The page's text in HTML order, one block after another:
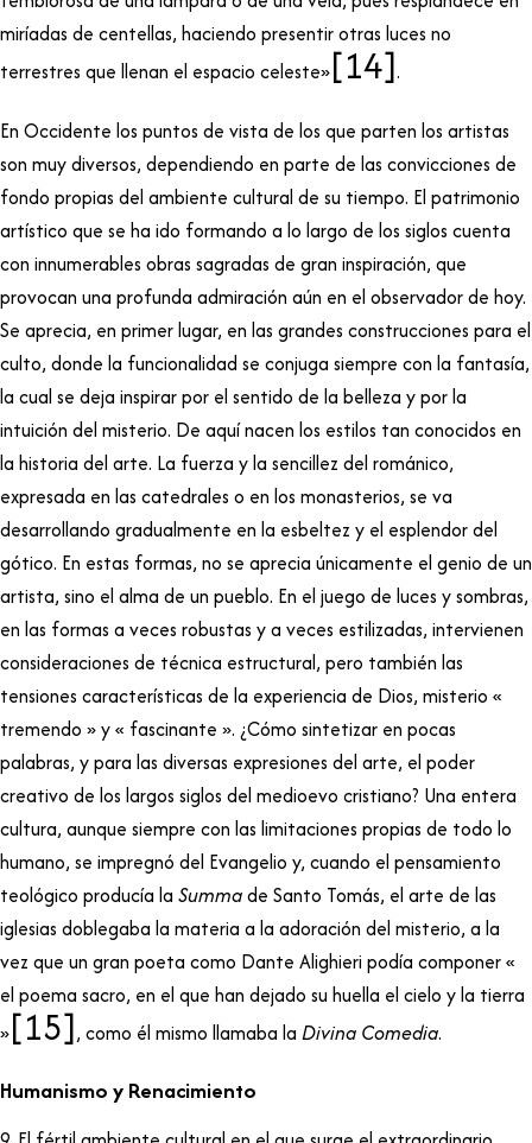
miríadas de centellas, haciendo presentir otras luces no
terrestres que llenan el espacio celeste»[14].
En Occidente los puntos de vista de los que parten los artistas
son muy diversos, dependiendo en parte de las convicciones de
fondo propias del ambiente cultural de su tiempo. El patrimonio
artístico que se ha ido formando a lo largo de los siglos cuenta
con innumerables obras sagradas de gran inspiración, que
provocan una profunda admiración aún en el observador de hoy.
Se aprecia, en primer lugar, en las grandes construcciones para el
culto, donde la funcionalidad se conjuga siempre con la fantasía,
la cual se deja inspirar por el sentido de la belleza y por la
intuición del misterio. De aquí nacen los estilos tan conocidos en
la historia del arte. La fuerza y la sencillez del románico,
expresada en las catedrales o en los monasterios, se va
desarrollando gradualmente en la esbeltez y el esplendor del
gótico. En estas formas, no se aprecia únicamente el genio de un
artista, sino el alma de un pueblo. En el juego de luces y sombras,
en las formas a veces robustas y a veces estilizadas, intervienen
consideraciones de técnica estructural, pero también las
tensiones características de la experiencia de Dios, misterio «
tremendo » y « fascinante ». ¿Cómo sintetizar en pocas
palabras, y para las diversas expresiones del arte, el poder
creativo de los largos siglos del medioevo cristiano? Una entera
cultura, aunque siempre con las limitaciones propias de todo lo
humano, se impregnó del Evangelio y, cuando el pensamiento
teológico producía la Summade Santo Tomás, el arte de las
iglesias doblegaba la materia a la adoración del misterio, a la
vez que un gran poeta como Dante Alighieri podía componer «
el poema sacro, en el que han dejado su huella el cielo y la tierra
»[15], como él mismo llamaba la Divina Comedia.
Humanismo y Renacimiento